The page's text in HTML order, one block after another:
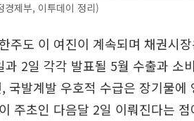
경제부, 이투데이 정리)
주도 이 여진이 계속되며 채권시
과 2일 각각 발표될 5월 수출과 소
국발계발 우호적 수급은 장기물
주초인 다음달 2일 이뤄진다는